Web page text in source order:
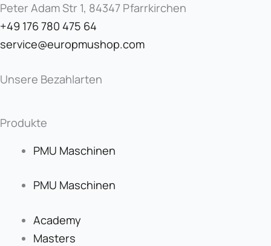
Peter Adam Str 1, 84347 Pfarrkirchen
+49 176 780 475 64
service@europmushop.com
Unsere Bezahlarten
Produkte
PMU Maschinen
PMU Maschinen
Academy
Masters